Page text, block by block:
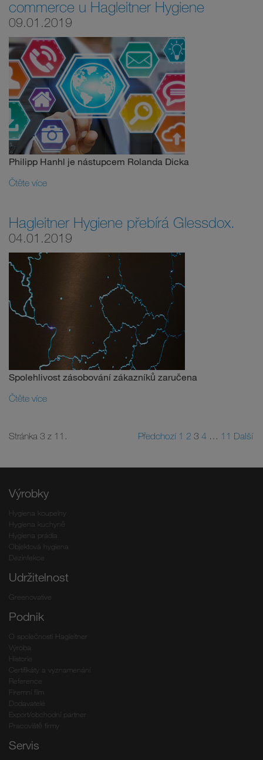
commerce u Hagleitner Hygiene
09.01.2019
Philipp Hanhl je nástupcem Rolanda Dicka
Čtěte více
Hagleitner Hygiene přebírá Glessdox.
04.01.2019
Spolehlivost zásobování zákazníků zaručena
Čtěte více
Stránka 3 z 11. Předchozí 1 2 3 4 … 11 Další
Výrobky
Hygiena koupelny
Hygiena kuchyně
Hygiena prádla
Objektová hygiena
Dezinfekce
Udržitelnost
Greenovative
Podnik
O společnosti Hagleitner
Výroba
Historie
Certifikáty a vyznamenání
Reference
Firemní film
Dodavatelé
Export/obchodní partner
Pracoviště firmy
Servis